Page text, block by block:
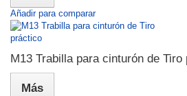
Añadir para comparar
M13 Trabilla para cinturón de Tiro
Más